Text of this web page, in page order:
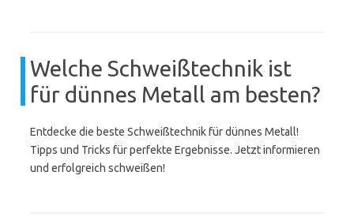
Welche Schweißtechnik ist
für dünnes Metall am besten?
Entdecke die beste Schweißtechnik für dünnes Metall!
Tipps und Tricks für perfekte Ergebnisse. Jetzt informieren
und erfolgreich schweißen!